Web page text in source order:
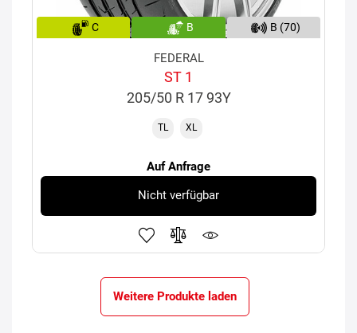
C B B (70)
FEDERAL
ST 1
205/50 R 17 93Y
TL XL
Auf Anfrage
Nicht verfügbar
Weitere Produkte laden